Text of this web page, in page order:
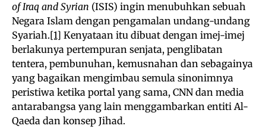
of Iraq and Syrian (ISIS) ingin menubuhkan sebuah
Negara Islam dengan pengamalan undang-undang
Syariah.[1] Kenyataan itu dibuat dengan imej-imej
berlakunya pertempuran senjata, penglibatan
tentera, pembunuhan, kemusnahan dan sebagainya
yang bagaikan mengimbau semula sinonimnya
peristiwa ketika portal yang sama, CNN dan media
antarabangsa yang lain menggambarkan entiti Al-
Qaeda dan konsep Jihad.